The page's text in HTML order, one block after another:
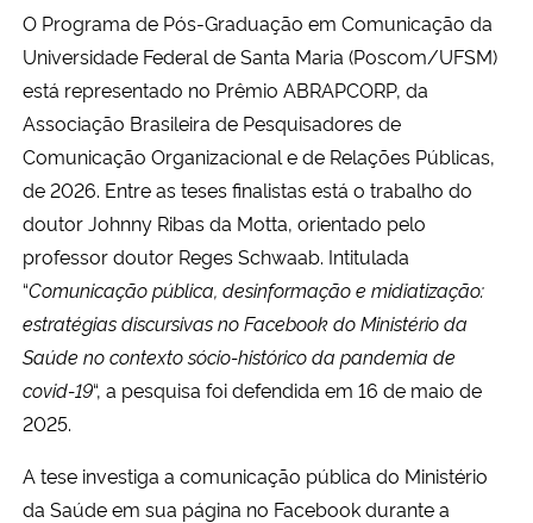
Ministério do Meio Ambiente
Ministério do Turismo
Ministério do Desenvolvimento Regional
Ministério da Mulher, da Família e dos Direitos Humanos
Secretaria-Geral
Secretaria de Governo
O Programa de Pós-Graduação em Comunicação da
Universidade Federal de Santa Maria (Poscom/UFSM)
está representado no Prêmio ABRAPCORP, da
Associação Brasileira de Pesquisadores de
Comunicação Organizacional e de Relações Públicas,
de 2026. Entre as teses finalistas está o trabalho do
doutor Johnny Ribas da Motta, orientado pelo
professor doutor Reges Schwaab. Intitulada
“Comunicação pública, desinformação e midiatização:
estratégias discursivas no Facebook do Ministério da
Saúde no contexto sócio-histórico da pandemia de
covid-19“, a pesquisa foi defendida em 16 de maio de
2025.
A tese investiga a comunicação pública do Ministério
da Saúde em sua página no Facebook durante a